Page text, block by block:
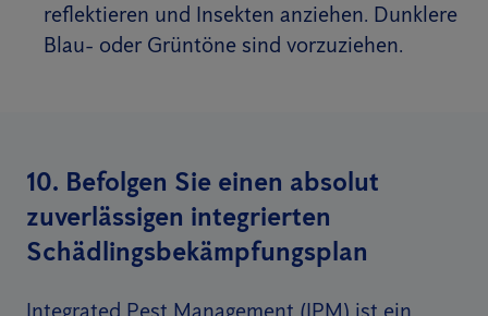
reflektieren und Insekten anziehen. Dunklere
Blau- oder Grüntöne sind vorzuziehen.
10. Befolgen Sie einen absolut
zuverlässigen integrierten
Schädlingsbekämpfungsplan
Integrated Pest Management (IPM) ist ein